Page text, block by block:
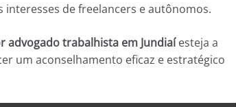
de freelancers e autônomos.
advogado trabalhista em Jundiaíesteja a
um aconselhamento eficaz e estratégico